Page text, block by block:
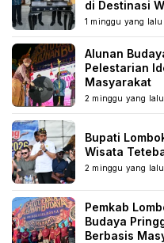
di Destinasi
1 minggu yang lalu
Alunan
Pelestarian
Masyarakat
2 minggu yang lalu
Bupati
Wisata
2 minggu yang lalu
Pemkab
Budaya
Berbasis